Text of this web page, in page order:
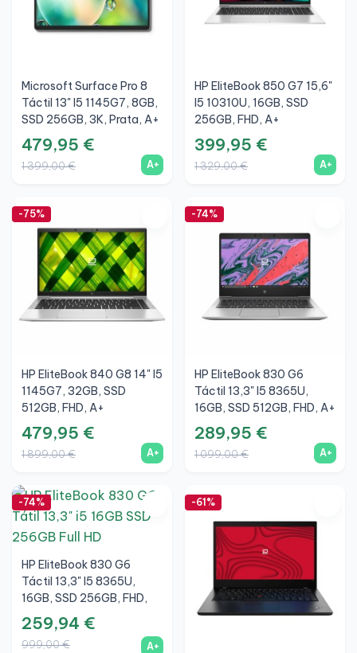
Microsoft Surface Pro 8
Táctil 13" I5 1145G7, 8GB,
SSD 256GB, 3K, Prata, A+
479,95 €
1 399,00 € A+
HP EliteBook 850 G7 15,6"
I5 10310U, 16GB, SSD
256GB, FHD, A+
399,95 €
1 329,00 € A+
-75%
HP EliteBook 840 G8 14" I5
1145G7, 32GB, SSD
512GB, FHD, A+
479,95 €
1 899,00 € A+
-74%
HP EliteBook 830 G6
Táctil 13,3" I5 8365U,
16GB, SSD 512GB, FHD, A+
289,95 €
1 099,00 € A+
-74%
HP EliteBook 830 G6
Táctil 13,3" I5 8365U,
16GB, SSD 256GB, FHD,
A+
259,94 €
999,00 € A+
-61%